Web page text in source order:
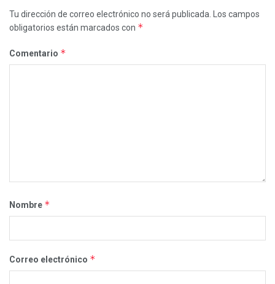
Tu dirección de correo electrónico no será publicada.
Los campos
obligatorios están marcados con *
Comentario *
Nombre *
Correo electrónico *